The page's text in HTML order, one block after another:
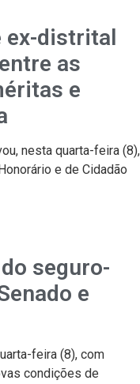
ex-distrital
as
e
nesta quarta-feira (8),
e de Cidadão
seguro-
e
feira (8), com
condições de